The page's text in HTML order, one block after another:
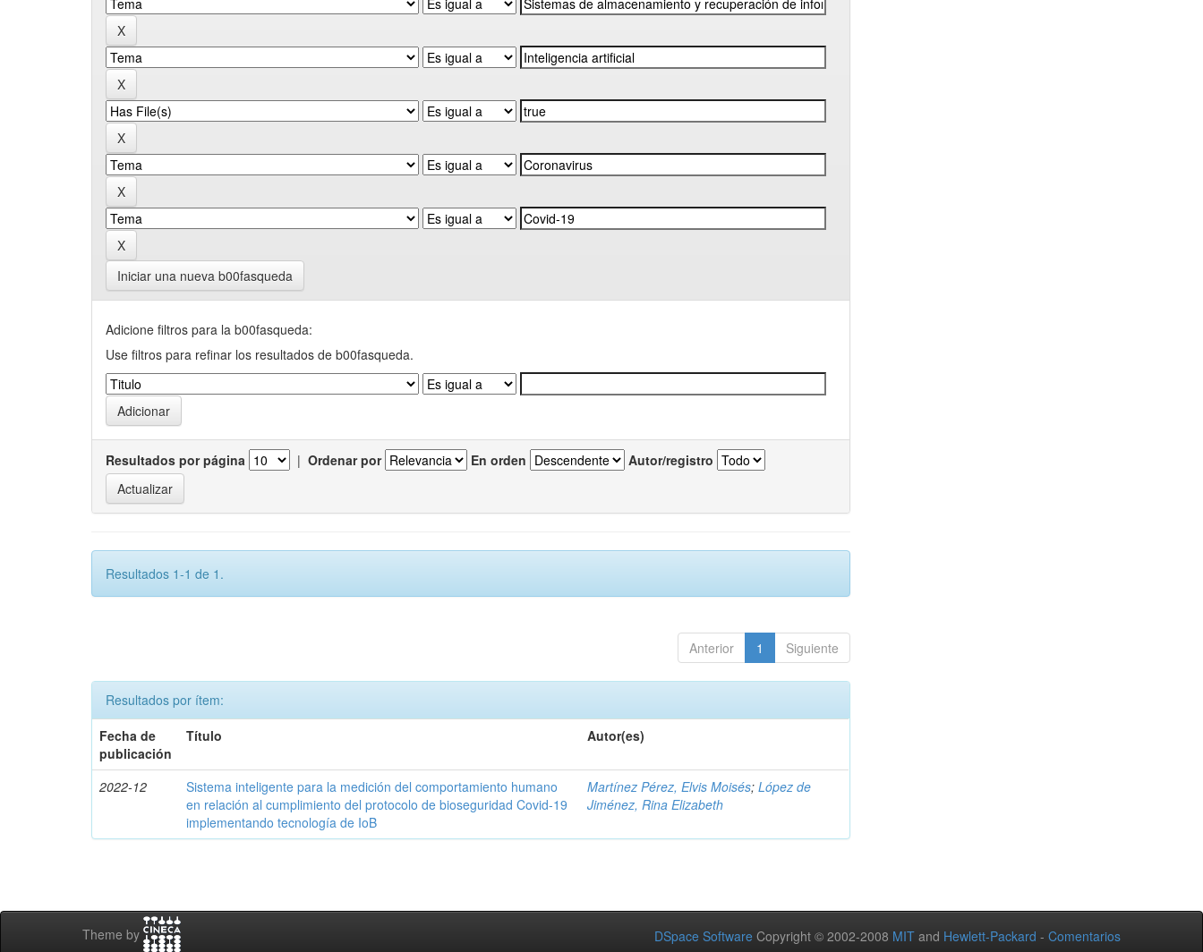
Iniciar una nueva b00fasqueda
Adicione filtros para la b00fasqueda:
Use filtros para refinar los resultados de b00fasqueda.
Resultados por página | Ordenar por En orden Autor/registro
Resultados 1-1 de 1.
Anterior 1 Siguiente
Resultados por ítem:
Fecha de
publicación
Título Autor(es)
2022-12
Sistema inteligente para la medición del comportamiento humano
en relación al cumplimiento del protocolo de bioseguridad Covid-19
implementando tecnología de IoB
Martínez Pérez, Elvis Moisés;López de
Jiménez, Rina Elizabeth
Theme by DSpace Software Copyright © 2002-2008 MIT and Hewlett-Packard - Comentarios